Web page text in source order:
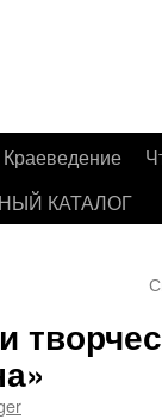
Краеведение
КАТАЛОГ